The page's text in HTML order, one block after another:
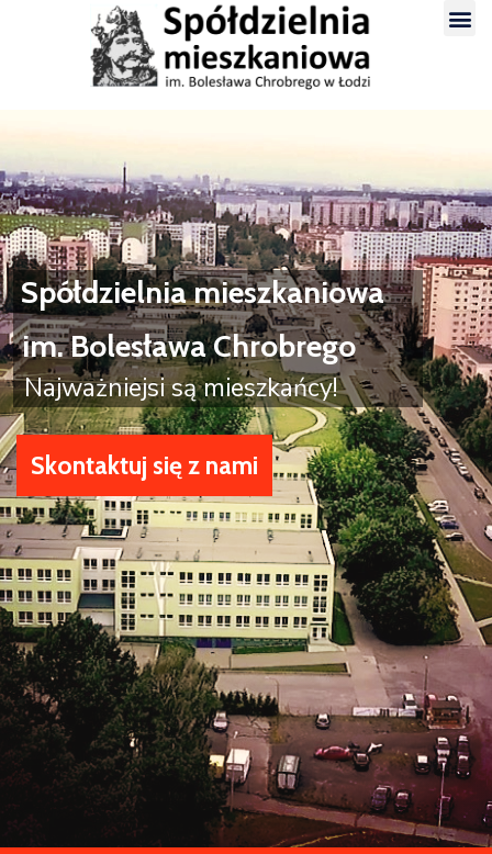
Spółdzielnia mieszkaniowa
Najważniejsi są mieszkańcy!
Skontaktuj się z nami
im. Bolesława Chrobrego